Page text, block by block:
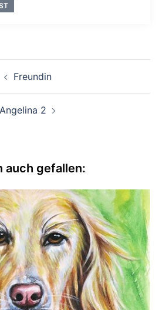
Freundin
Angelina 2
auch gefallen: